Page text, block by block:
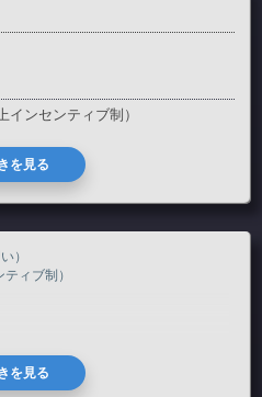
インセンティブ制）
を見る
）
ィブ制）
迎!!